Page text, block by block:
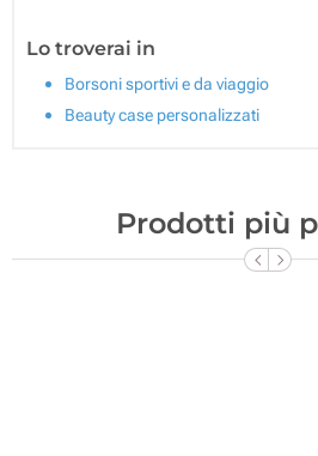
Lo troverai in
Borsoni sportivi e da viaggio
Beauty case personalizzati
Prodotti più